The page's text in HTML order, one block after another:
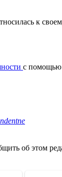
к
с помощью
об этом